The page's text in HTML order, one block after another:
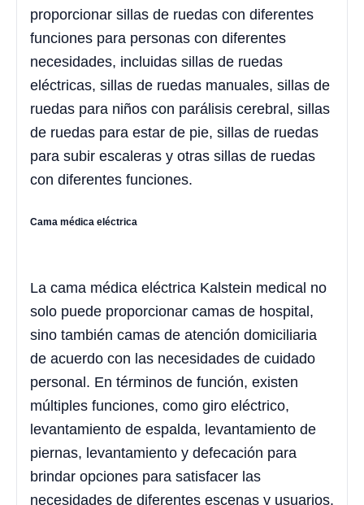
proporcionar sillas de ruedas con diferentes
funciones para personas con diferentes
necesidades, incluidas sillas de ruedas
eléctricas, sillas de ruedas manuales, sillas de
ruedas para niños con parálisis cerebral, sillas
de ruedas para estar de pie, sillas de ruedas
para subir escaleras y otras sillas de ruedas
con diferentes funciones.
Cama médica eléctrica
La cama médica eléctrica Kalstein medical no
solo puede proporcionar camas de hospital,
sino también camas de atención domiciliaria
de acuerdo con las necesidades de cuidado
personal. En términos de función, existen
múltiples funciones, como giro eléctrico,
levantamiento de espalda, levantamiento de
piernas, levantamiento y defecación para
brindar opciones para satisfacer las
necesidades de diferentes escenas y usuarios.